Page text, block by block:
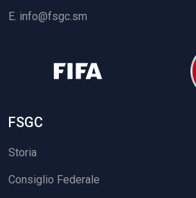
E. info@fsgc.sm
FSGC
Storia
Consiglio Federale